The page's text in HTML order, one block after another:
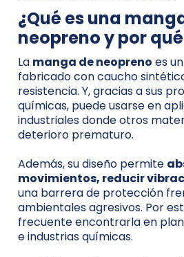
¿Qué es una
neopreno y por
La manga de neopreno es un
fabricado con caucho
resistencia. Y, gracias a sus
químicas, puede usarse en
industriales donde otros
deterioro prematuro.
Además, su diseño permite
movimientos, reducir
una barrera de protección
ambientales agresivos. Por
frecuente encontrarla en
e industrias químicas.